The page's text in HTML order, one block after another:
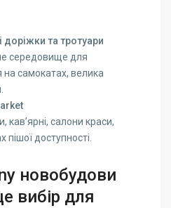
доріжки та тротуари
середовище для
на самокатах, велика
кав’ярні, салони краси,
доступності.
новобудови
вибір для